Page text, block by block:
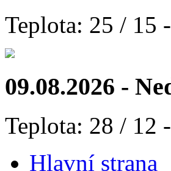
Teplota: 25 / 15
09.08.2026 -
Teplota: 28 / 12
Hlavní strana